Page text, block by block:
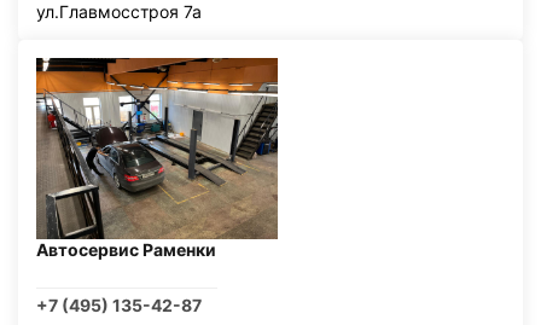
ул.Главмосстроя 7а
Автосервис Раменки
+7 (495) 135-42-87